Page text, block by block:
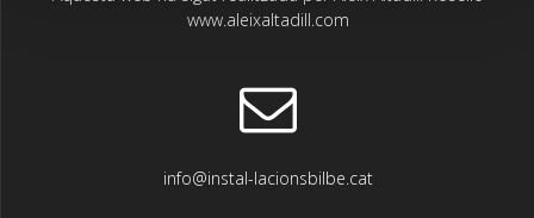
www.aleixaltadill.com
info@instal-lacionsbilbe.cat